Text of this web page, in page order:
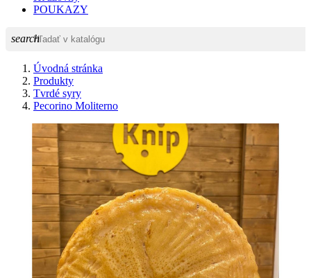
POUKAZY
search
Úvodná stránka
Produkty
Tvrdé syry
Pecorino Moliterno